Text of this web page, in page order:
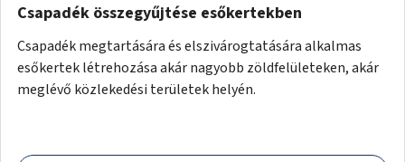
Csapadék összegyűjtése esőkertekben
Csapadék megtartására és elszivárogtatására alkalmas
esőkertek létrehozása akár nagyobb zöldfelületeken, akár
meglévő közlekedési területek helyén.